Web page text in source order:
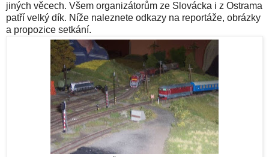
jiných věcech. Všem organizátorům ze Slovácka i z Ostrama
patří velký dík. Níže naleznete odkazy na reportáže, obrázky
a propozice setkání.